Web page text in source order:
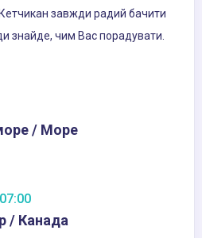
Кетчикан завжди радий бачити
знайде, чим Вас порадувати.
/ Море
07:00
/ Канада